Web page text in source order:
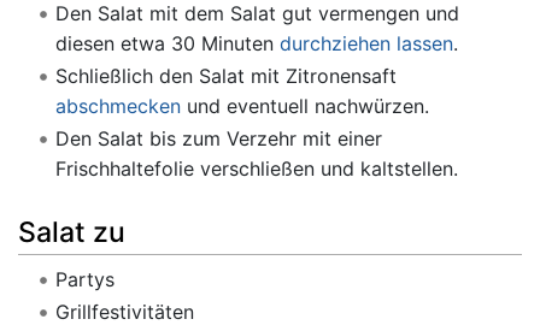
Den Salat mit dem Salat gut vermengen und
diesen etwa 30 Minuten durchziehen lassen.
Schließlich den Salat mit Zitronensaft
abschmeckenund eventuell nachwürzen.
Den Salat bis zum Verzehr mit einer
Frischhaltefolie verschließen und kaltstellen.
Salat zu
Partys
Grillfestivitäten